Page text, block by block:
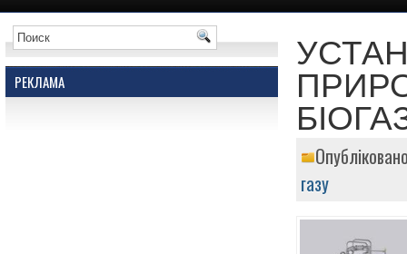
РЕКЛАМА
газу